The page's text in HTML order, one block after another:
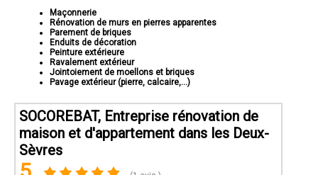
Maçonnerie
Rénovation de murs en pierres apparentes
Parement de briques
Enduits de décoration
Peinture extérieure
Ravalement extérieur
Jointoiement de moellons et briques
Pavage extérieur (pierre, calcaire,...)
SOCOREBAT, Entreprise rénovation de
maison et d'appartement dans les Deux-
Sèvres